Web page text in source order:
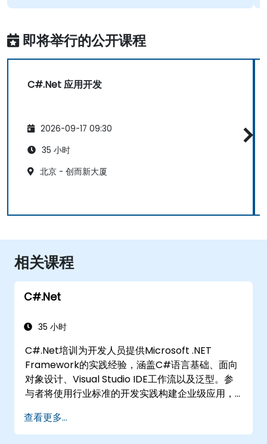
即将举行的公开课程
C#.Net 应用开发
2026-09-17 09:30
35 小时
北京 - 创而新大厦
相关课程
C#.Net
35 小时
C#.Net培训为开发人员提供Microsoft .NET
Framework的实践经验，涵盖C#语言基础、面向
对象设计、Visual Studio IDE工作流以及泛型。参
与者将使用行业标准的开发实践构建企业级应用，
的实用知识，以在复杂的业务应用和开发团队中部
署生产就绪的.NET解决方案。
查看更多...